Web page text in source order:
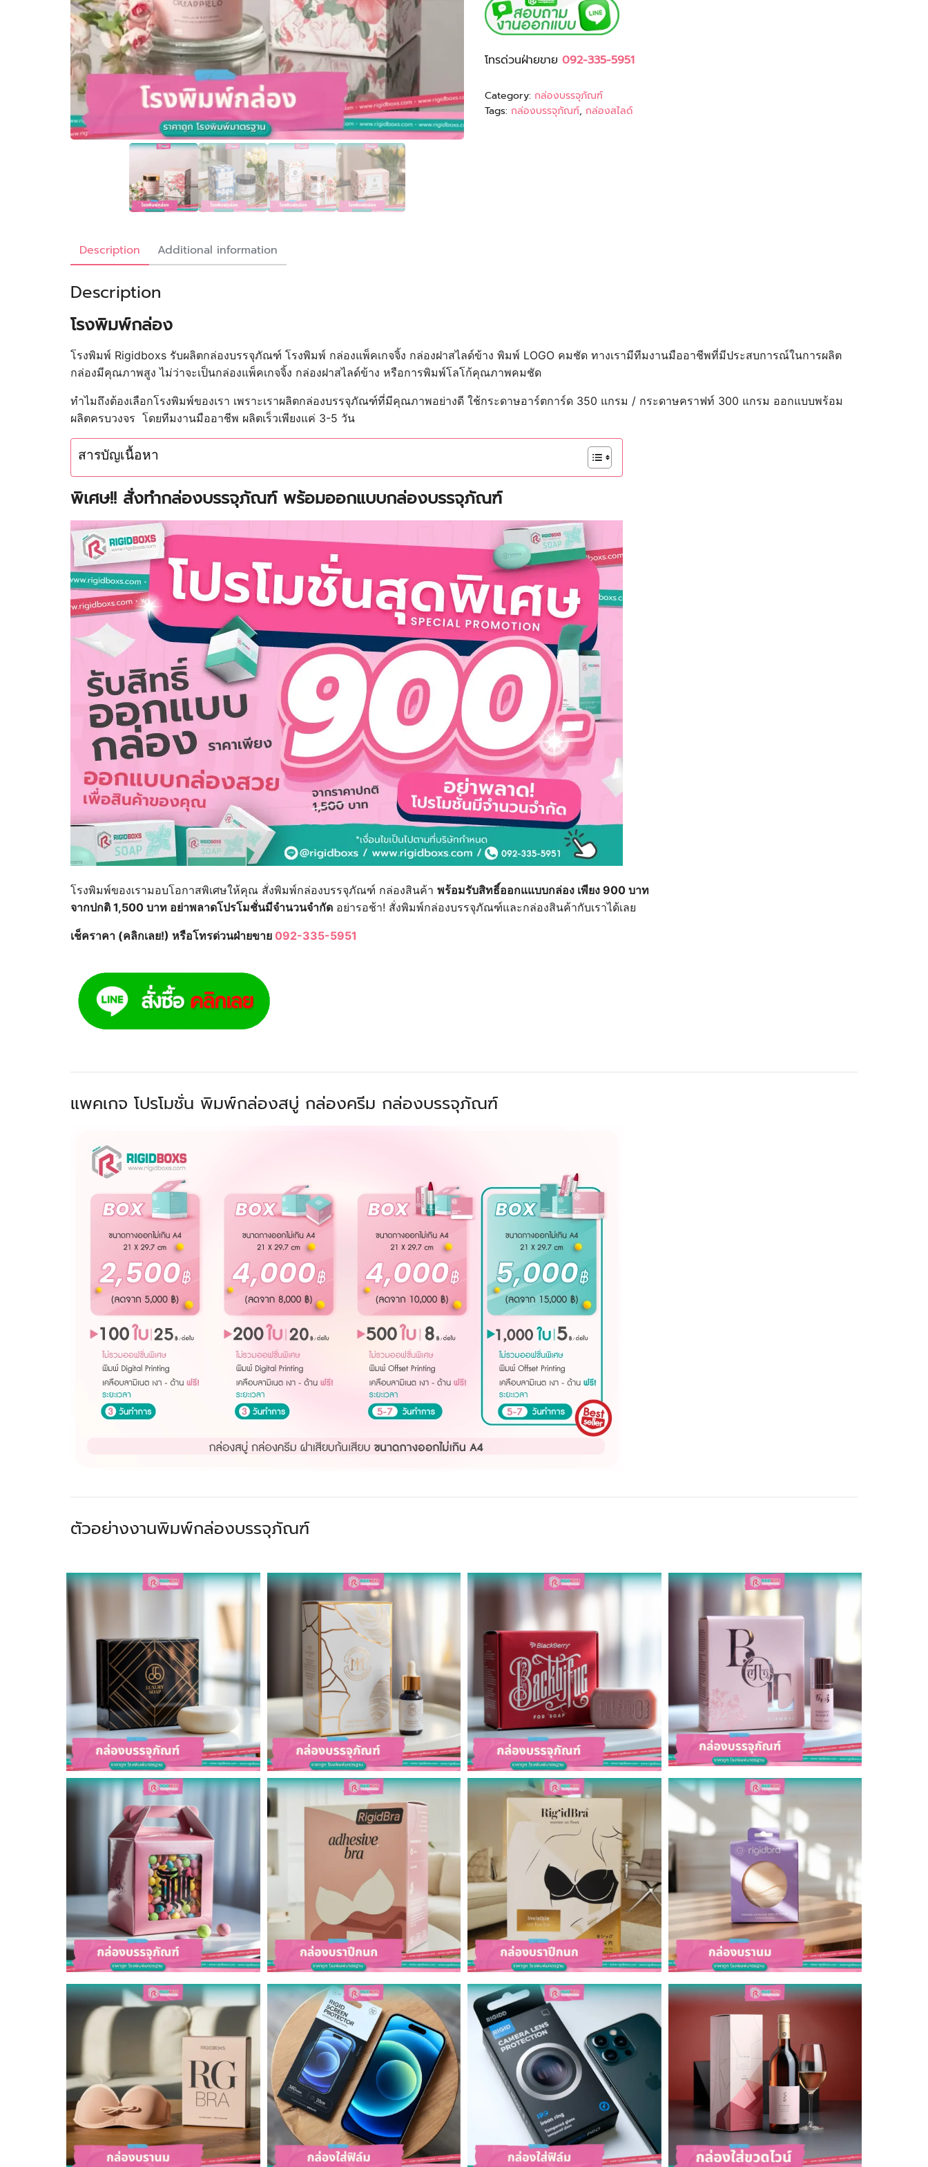
โทรด่วนฝ่ายขาย 092-335-5951
Category: กล่องบรรจุภัณฑ์
Tags: กล่องบรรจุภัณฑ์, กล่องสไลด์
Description Additional information
Description
โรงพิมพ์กล่อง
โรงพิมพ์ Rigidboxs รับผลิตกล่องบรรจุภัณฑ์ โรงพิมพ์ กล่องแพ็คเกจจิ้ง กล่องฝาสไลด์ข้าง พิมพ์ LOGO คมชัด ทางเรามีทีมงานมืออาชีพที่มีประสบการณ์ในการผลิต
กล่องมีคุณภาพสูง ไม่ว่าจะเป็นกล่องแพ็คเกจจิ้ง กล่องฝาสไลด์ข้าง หรือการพิมพ์โลโก้คุณภาพคมชัด
ทำไมถึงต้องเลือกโรงพิมพ์ของเรา เพราะเราผลิตกล่องบรรจุภัณฑ์ที่มีคุณภาพอย่างดี ใช้กระดาษอาร์ตการ์ด 350 แกรม / กระดาษคราฟท์ 300 แกรม ออกแบบพร้อม
ผลิตครบวงจร โดยทีมงานมืออาชีพ ผลิตเร็วเพียงแค่ 3-5 วัน
สารบัญเนื้อหา
พิเศษ!! สั่งทำกล่องบรรจุภัณฑ์ พร้อมออกแบบกล่องบรรจุภัณฑ์
โรงพิมพ์ของเรามอบโอกาสพิเศษให้คุณ สั่งพิมพ์กล่องบรรจุภัณฑ์ กล่องสินค้า พร้อมรับสิทธิ์ออกแแบบกล่อง เพียง 900 บาท
จากปกติ 1,500 บาท อย่าพลาดโปรโมชั่นมีจำนวนจำกัด อย่ารอช้า! สั่งพิมพ์กล่องบรรจุภัณฑ์และกล่องสินค้ากับเราได้เลย
เช็คราคา (คลิกเลย!) หรือโทรด่วนฝ่ายขาย 092-335-5951
แพคเกจ โปรโมชั่น พิมพ์กล่องสบู่ กล่องครีม กล่องบรรจุภัณฑ์
ตัวอย่างงานพิมพ์กล่องบรรจุภัณฑ์